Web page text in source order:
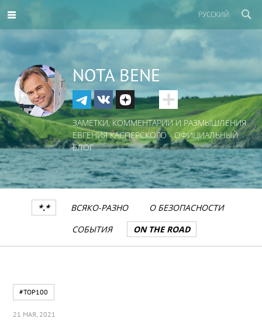
РУССКИЙ
NOTA BENE
ЗАМЕТКИ, КОММЕНТАРИИ И РАЗМЫШЛЕНИЯ
ЕВГЕНИЯ КАСПЕРСКОГО - ОФИЦИАЛЬНЫЙ
БЛОГ
*.* ВСЯКО-РАЗНО
О БЕЗОПАСНОСТИ
СОБЫТИЯ
ON THE ROAD
#TOP100
21 МАЯ, 2021